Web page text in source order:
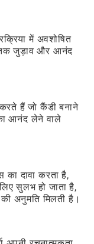
में अवशोषित
जुड़ाव और आनंद
हैं जो कैंडी बनाने
आनंद लेने वाले
दावा करता है,
सुलभ हो जाता है,
अनुमति मिलती है।